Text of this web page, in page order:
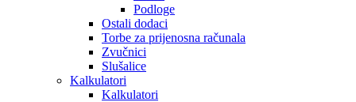
Podloge
Ostali dodaci
Torbe za prijenosna računala
Zvučnici
Slušalice
Kalkulatori
Kalkulatori